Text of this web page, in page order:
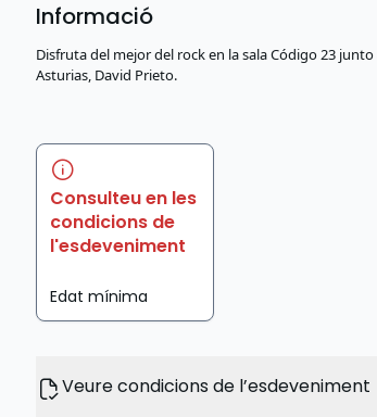
Informació
Disfruta del mejor del rock en la sala Código 23
Asturias, David Prieto.
Consulteu en les
condicions de
l'esdeveniment
Edat mínima
Veure condicions de l’esdeveniment